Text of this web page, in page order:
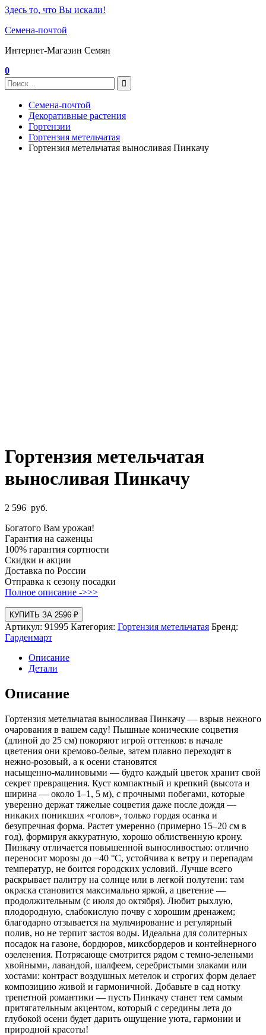
Здесь то, что Вы искали!
Семена-почтой
Интернет-Магазин Семян
0
Семена-почтой
Декоративные растения
Гортензии
Гортензия метельчатая
Гортензия метельчатая выносливая Пинкачу
Гортензия метельчатая
выносливая Пинкачу
2 596 руб.
Богатого Вам урожая!
Гарантия на саженцы
100% гарантия сортности
Скидки и акции
Доставка по России
Отправка к сезону посадки
Полное описание ->>>
КУПИТЬ ЗА 2596 ₽
Артикул: 91995 Категория: Гортензия метельчатая Бренд:
Гарденмарт
Описание
Детали
Описание
Гортензия метельчатая выносливая Пинкачу — взрыв нежного
очарования в вашем саду! Пышные конические соцветия
(длиной до 25 см) покоряют игрой оттенков: в начале
цветения они кремово‑белые, затем плавно переходят в
нежно‑розовый, а к осени становятся
насыщенно‑малиновыми — будто каждый цветок хранит свой
секрет превращения. Куст компактный и крепкий (высота и
ширина — около 1–1, 5 м), с прочными побегами, которые
уверенно держат тяжелые соцветия даже после дождя —
никаких поникших «голов», только гордая осанка и
безупречная форма. Растет умеренно (примерно 15–20 см в
год), формируя аккуратную, хорошо облиственную крону.
Пинкачу отличается повышенной выносливостью: отлично
переносит морозы до −40 °C, устойчива к ветру и перепадам
температур, не боится городских условий. Лучше всего
раскрывает палитру на солнце или в легкой полутени: там
окраска становится максимально яркой, а цветение —
продолжительным (с июля до октября). Любит рыхлую,
плодородную, слабокислую почву с хорошим дренажем;
благодарно отзывается на мульчирование и регулярный
полив, но не терпит застоя воды. Идеальна для солитерных
посадок на газоне, бордюров, миксбордеров и контейнерного
озеленения. Потрясающе смотрится рядом с темно‑зелеными
хвойными, лавандой, шалфеем, серебристыми злаками или
хостами: контраст воздушных метелок и строгих форм делает
композицию живой и гармоничной. Добавьте в сад нотку
трепетной романтики — пусть Пинкачу станет тем самым
притягательным акцентом, который с середины лета до
глубокой осени будет дарить ощущение уюта, гармонии и
природной красоты!